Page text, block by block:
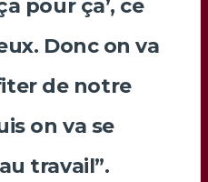
pour ça’, ce
Donc on va
de notre
on va se
travail”.